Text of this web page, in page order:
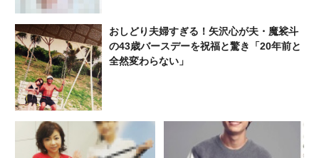
おしどり夫婦すぎる！矢沢心が夫・魔裟斗
の43歳バースデーを祝福と驚き「20年前と
全然変わらない」